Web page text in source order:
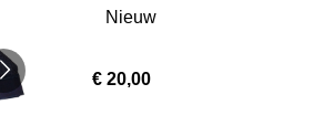
Nieuw
€ 20,00